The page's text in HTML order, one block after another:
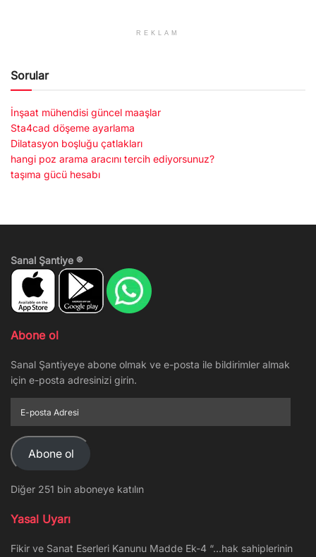
REKLAM
Sorular
İnşaat mühendisi güncel maaşlar
Sta4cad döşeme ayarlama
Dilatasyon boşluğu çatlakları
hangi poz arama aracını tercih ediyorsunuz?
taşıma gücü hesabı
Sanal Şantiye ®
Abone ol
Sanal Şantiyeye abone olmak ve e-posta ile bildirimler almak
için e-posta adresinizi girin.
posta
Adresi
Abone ol
Diğer 251 bin aboneye katılın
Yasal Uyarı
Fikir ve Sanat Eserleri Kanunu Madde Ek-4 “…hak sahiplerinin